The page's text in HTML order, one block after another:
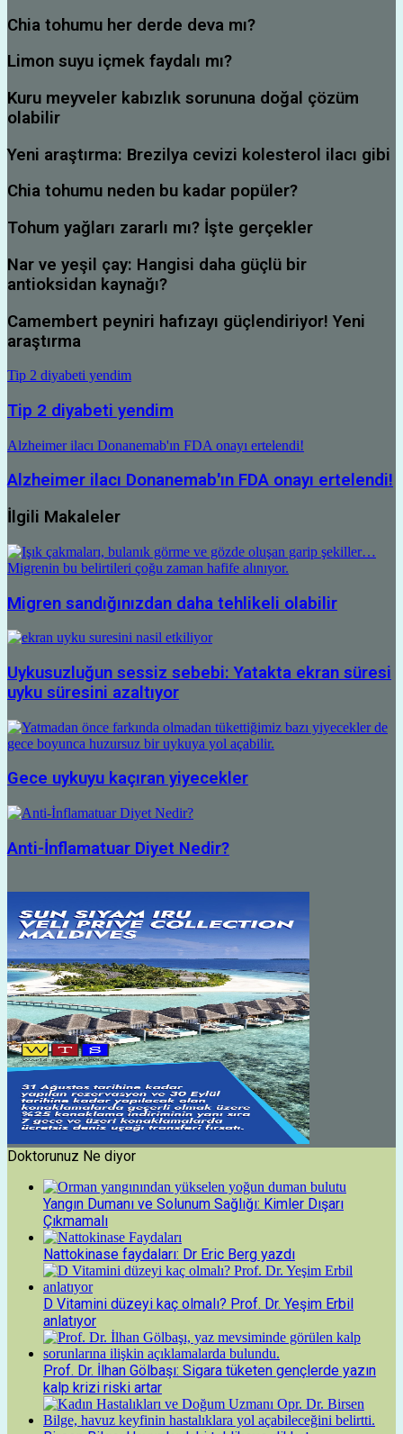
Chia tohumu her derde deva mı?
Limon suyu içmek faydalı mı?
Kuru meyveler kabızlık sorununa doğal çözüm
olabilir
Yeni araştırma: Brezilya cevizi kolesterol ilacı gibi
Chia tohumu neden bu kadar popüler?
Tohum yağları zararlı mı? İşte gerçekler
Nar ve yeşil çay: Hangisi daha güçlü bir
antioksidan kaynağı?
Camembert peyniri hafızayı güçlendiriyor! Yeni
araştırma
Tip 2 diyabeti yendim
Tip 2 diyabeti yendim
Alzheimer ilacı Donanemab'ın FDA onayı ertelendi!
Alzheimer ilacı Donanemab'ın FDA onayı ertelendi!
İlgili Makaleler
Migren sandığınızdan daha tehlikeli olabilir
Uykusuzluğun sessiz sebebi: Yatakta ekran süresi
uyku süresini azaltıyor
Gece uykuyu kaçıran yiyecekler
Anti-İnflamatuar Diyet Nedir?
Doktorunuz Ne diyor
Yangın Dumanı ve Solunum Sağlığı: Kimler Dışarı
Çıkmamalı
Nattokinase faydaları: Dr Eric Berg yazdı
D Vitamini düzeyi kaç olmalı? Prof. Dr. Yeşim Erbil
anlatıyor
Prof. Dr. İlhan Gölbaşı: Sigara tüketen gençlerde yazın
kalp krizi riski artar